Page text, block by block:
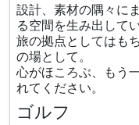
設計、素材の隅々に
る空間を生み出してい
旅の拠点としてはも
の場として。
心がほころぶ、もう
れてください。
ゴルフ